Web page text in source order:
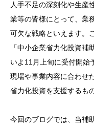
人手不足の深刻化や生産
業等の皆様にとって、業
可欠な戦略といえます。
「中小企業省力化投資補
いよ11月上旬に受付開始
現場や事業内容に合わせ
省力化投資を支援するも
今回のブログでは、当補